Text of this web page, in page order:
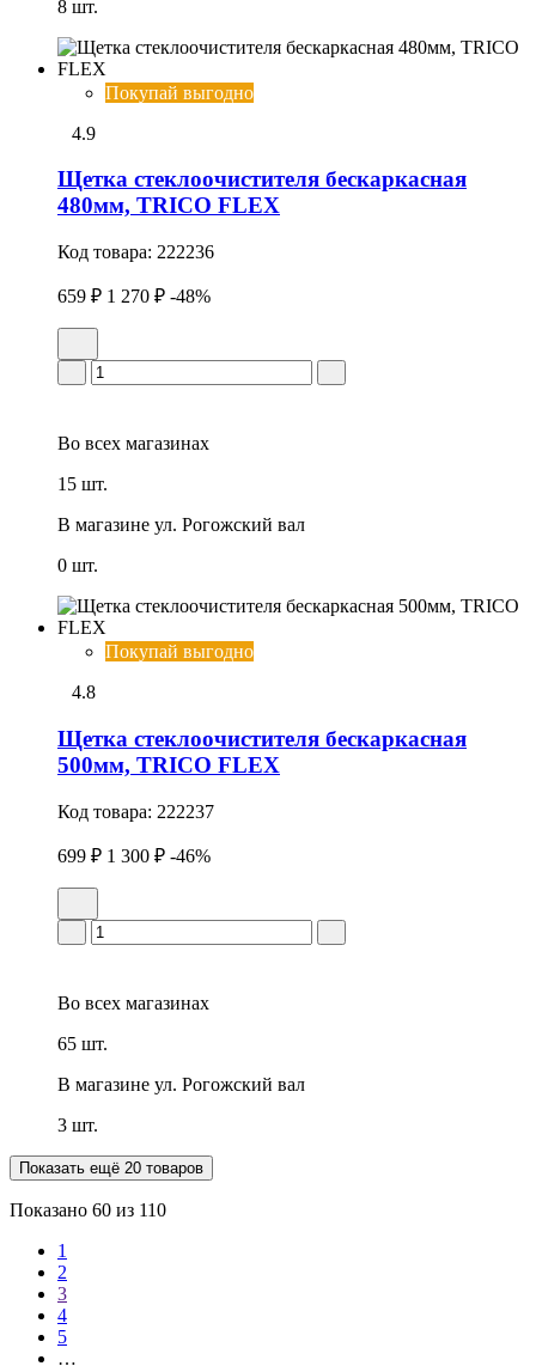
8 шт.
Покупай выгодно
4.9
Щетка стеклоочистителя бескаркасная
480мм, TRICO FLEX
Код товара: 222236
659 ₽ 1 270 ₽ -48%
Во всех магазинах
15 шт.
В магазине ул. Рогожский вал
0 шт.
Покупай выгодно
4.8
Щетка стеклоочистителя бескаркасная
500мм, TRICO FLEX
Код товара: 222237
699 ₽ 1 300 ₽ -46%
Во всех магазинах
65 шт.
В магазине ул. Рогожский вал
3 шт.
Показать ещё 20 товаров
Показано 60 из 110
1
2
3
4
5
…